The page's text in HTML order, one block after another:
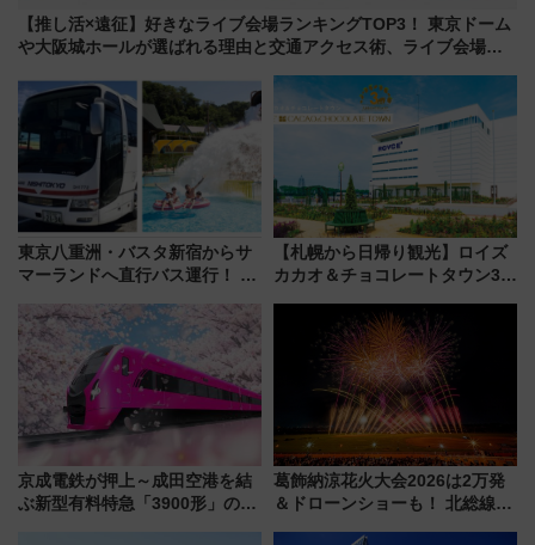
【推し活×遠征】好きなライブ会場ランキングTOP3！ 東京ドーム
や大阪城ホールが選ばれる理由と交通アクセス術、ライブ会場に
東京八重洲・バスタ新宿からサ
マーランドへ直行バス運行！ お
推し活を楽しもう！（2026年
8/1～31）
【札幌から日帰り観光】ロイズ
カカオ＆チョコレートタウン3周
詰め放題を開催、ロイズタウン
駅からのアクセスも
京成電鉄が押上～成田空港を結
ぶ新型有料特急「3900形」のコ
葛飾納涼花火大会2026は2万発
＆ドローンショーも！ 北総線を